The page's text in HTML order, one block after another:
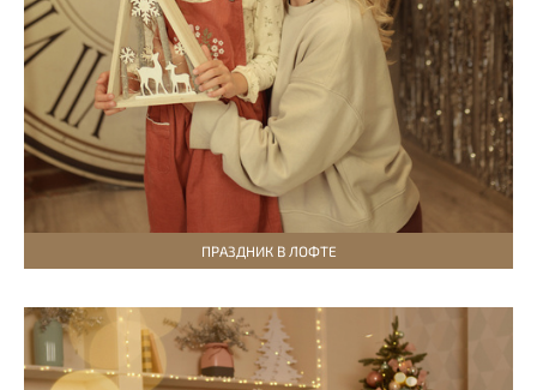
ПРАЗДНИК В ЛОФТЕ